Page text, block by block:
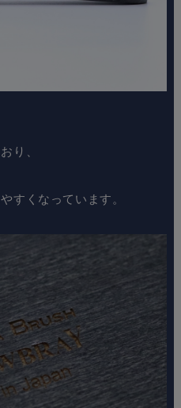
り、
すくなっています。